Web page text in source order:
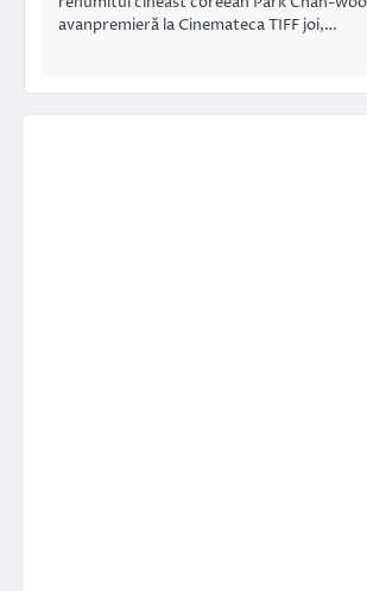
avanpremieră la Cinemateca TIFF joi,…